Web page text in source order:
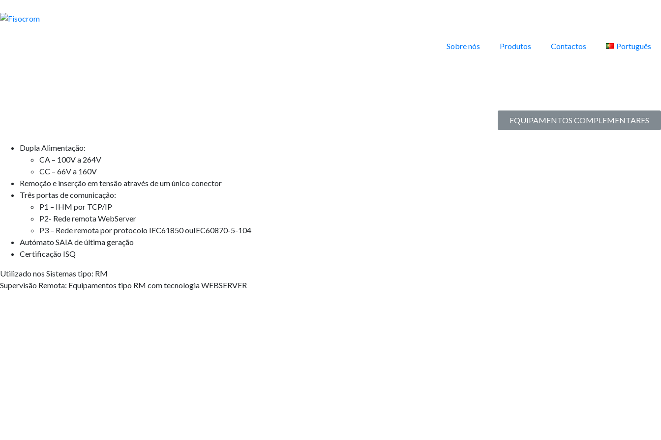
Sobre nós Produtos Contactos Português
EQUIPAMENTOS COMPLEMENTARES
Dupla Alimentação:
CA – 100V a 264V
CC – 66V a 160V
Remoção e inserção em tensão através de um único conector
Três portas de comunicação:
P1 – IHM por TCP/IP
P2- Rede remota WebServer
P3 – Rede remota por protocolo IEC61850 ouIEC60870-5-104
Autómato SAIA de última geração
Certificação ISQ
Utilizado nos Sistemas tipo: RM
Supervisão Remota: Equipamentos tipo RM com tecnologia WEBSERVER